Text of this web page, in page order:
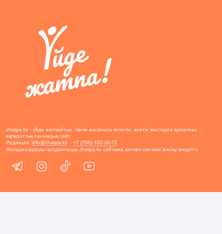
zhatpa.kz - үйде жатпайтын, тірлік жасағысы келетін, өсетін жастарға арналған
ақпараттық-танымдық сайт
Редакция: info@zhatpa.kz
+7 (708) 332-10-72
Материалдарды қолданғанда zhatpa.kz сайтына активті сілтеме жасау міндетті